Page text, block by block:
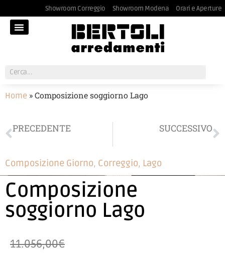
Showroom Correggio Showroom Modena Orari e Aperture
Home »Composizione soggiorno Lago
PRECEDENTE SUCCESSIVO
Composizione Giorno, Correggio, Lago
Composizione
soggiorno Lago
11.056,00€